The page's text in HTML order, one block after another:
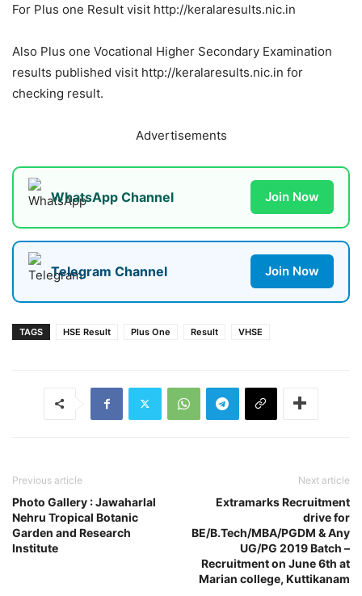
For Plus one Result visit http://keralaresults.nic.in
Also Plus one Vocational Higher Secondary Examination
results published visit http://keralaresults.nic.in for
checking result.
Advertisements
WhatsApp Channel Join Now
Telegram Channel Join Now
TAGS HSE Result Plus One Result VHSE
Previous article
Photo Gallery : Jawaharlal
Nehru Tropical Botanic
Garden and Research
Institute
Next article
Extramarks Recruitment
drive for
BE/B.Tech/MBA/PGDM & Any
UG/PG 2019 Batch –
Recruitment on June 6th at
Marian college, Kuttikanam